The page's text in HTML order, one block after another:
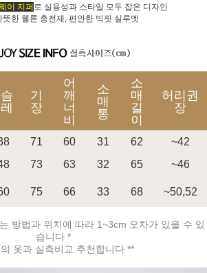
이 지퍼 로 실용성과 스타일 모두 잡은 디자인
뜻한 웰론 충전재, 편안한 빅핏 실루엣
기
장
어
깨
너
비
소
매
통
소
매
길
이
허리권
장
71 60 31 62
~42
73 63 32 65
~46
75 66 33 68 ~50,52
방법과 위치에 따라 1~3cm 오차가 있을 수 있
습니다 *
옷과 실측비교 추천합니다 **